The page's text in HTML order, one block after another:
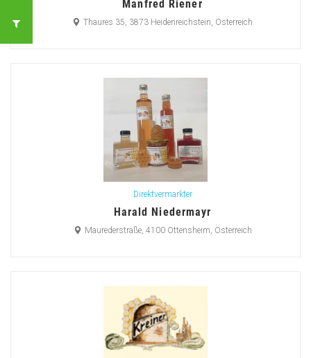
Manfred Riener
Thaures 35, 3873 Heidenreichstein, Österreich
Direktvermarkter
Harald Niedermayr
Maurederstraße, 4100 Ottensheim, Österreich